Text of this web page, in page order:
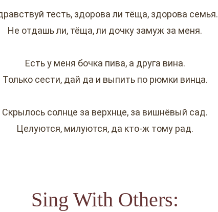
тесть, здорова ли тёща, здорова семья.
Не отдашь ли, тёща, ли дочку замуж за меня.
Есть у меня бочка пива, а друга вина.
Только сести, дай да и выпить по рюмки винца.
Скрылось солнце за верхнце, за вишнёвый сад.
Целуются, милуются, да кто-ж тому рад.
Sing With Others: